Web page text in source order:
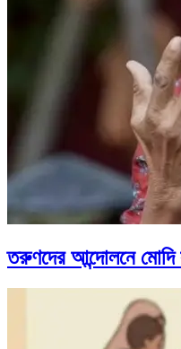
তরুণদের আন্দোলনে মোদি